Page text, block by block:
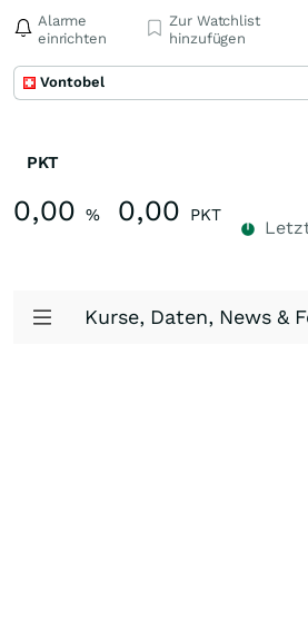
Alarme
einrichten
Zur Watchlist
hinzufügen
Vontobel
PKT
0,00 % 0,00 PKT
Kurse, Daten, News &